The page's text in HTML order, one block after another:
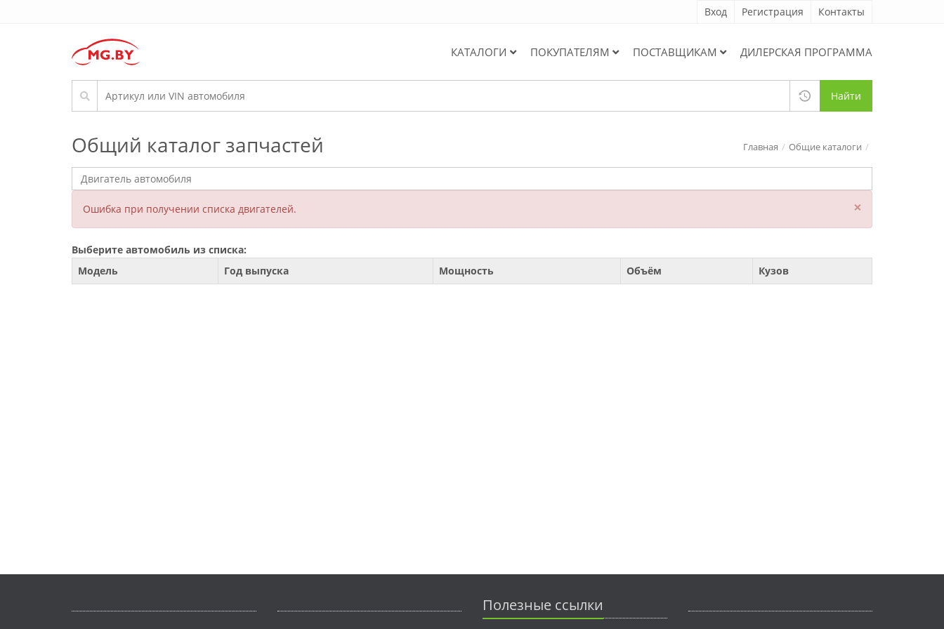
Вход Регистрация Контакты
КАТАЛОГИ ПОКУПАТЕЛЯМ ПОСТАВЩИКАМ ДИЛЕРСКАЯ ПРОГРАММА
Найти
Общий каталог запчастей Главная Общие каталоги
Ошибка при получении списка двигателей. ×
Выберите автомобиль из списка:
Модель
Год выпуска Мощность Объём Кузов
Полезные ссылки